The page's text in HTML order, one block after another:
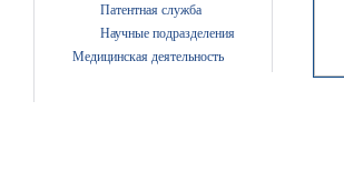
Патентная служба
Научные подразделения
Медицинская деятельность